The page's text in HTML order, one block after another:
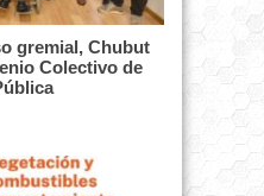
gremial, Chubut
Colectivo de